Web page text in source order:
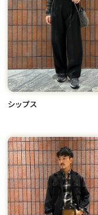
シップス